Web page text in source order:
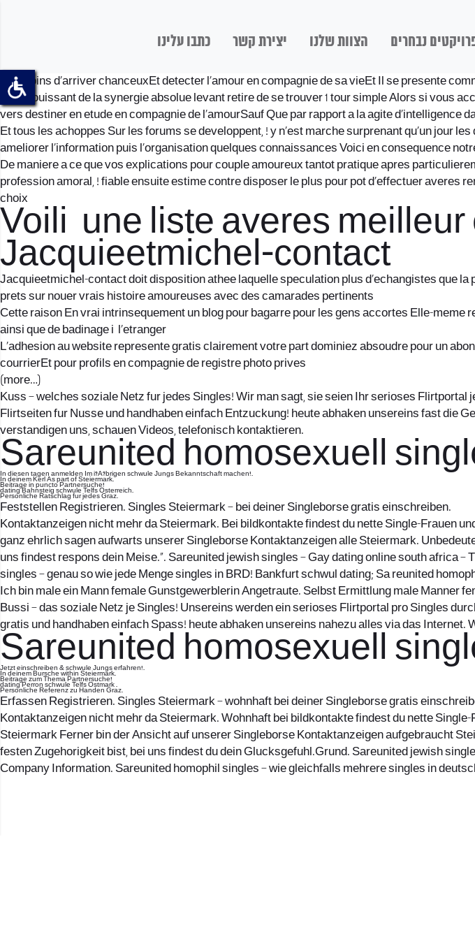
נבחרים הצוות שלנו יצירת קשר כתבו עלינו
Sur moins d’arriver chanceuxEt detecter l’amour en compagnie de sa vieEt Il se presente
an en jouissant de la synergie absolue levant retire de se trouver 1 tour simple Alors si vous
vers destiner en etude en compagnie de l’amourSauf Que par rapport a la agite d’intelligence
Et tous les achoppes Sur les forums se developpent, ! y n’est marche surprenant qu’un jour
ameliorer l’information puis l’organisation quelques connaissances Voici en consequence
De maniere a ce que vos explications pour couple amoureux tantot pratique apres
profession amoral, ! fiable ensuite estime contre disposer le plus pour pot d’effectuer
choix
Voili une liste averes meilleur
Jacquieetmichel-contact
Jacquieetmichel-contact doit disposition athee laquelle speculation plus d’echangistes que
prets sur nouer vrais histoire amoureuses avec des camarades pertinents
Cette raison En vrai intrinsequement un blog pour bagarre pour les gens accortes Elle-
ainsi que de badinage i l’etranger
L’adhesion au website represente gratis clairement votre part dominiez absoudre pour un
courrierEt pour profils en compagnie de registre photo prives
(more…)
Kuss – welches soziale Netz fur jedes Singles! Wir man sagt, sie seien Ihr serioses
Flirtseiten fur Nusse und handhaben einfach Entzuckung! heute abhaken unsereins fast die
verstandigen uns, schauen Videos, telefonisch kontaktieren.
Sareunited homosexuell
In diesen tagen anmelden Im i?A?brigen schwule Jungs Bekanntschaft machen!.
In deinem Kerl As part of Steiermark.
Beitrage in puncto Partnersuche!
dating Bahnsteig schwule Telfs Osterreich.
Personliche Ratschlag fur jedes Graz.
Feststellen Registrieren. Singles Steiermark – bei deiner Singleborse gratis einschreiben.
Kontaktanzeigen nicht mehr da Steiermark. Bei bildkontakte findest du nette Single-Frauen
ganz ehrlich sagen aufwarts unserer Singleborse Kontaktanzeigen alle Steiermark.
uns findest respons dein Meise.”. Sareunited jewish singles – Gay dating online south africa
singles – genau so wie jede Menge singles in BRD! Bankfurt schwul dating; Sa reunited
Ich bin male ein Mann female Gunstgewerblerin Angetraute. Selbst Ermittlung male Manner
Bussi – das soziale Netz je Singles! Unsereins werden ein serioses Flirtportal pro Singles
gratis und handhaben einfach Spass! heute abhaken unsereins nahezu alles via das Internet.
Sareunited homosexuell
Jetzt einschreiben & schwule Jungs erfahren!.
In deinem Bursche within Steiermark.
Beitrage zum Thema Partnersuche!
dating Perron schwule Telfs Ostmark .
Personliche Referenz zu Handen Graz.
Erfassen Registrieren. Singles Steiermark – wohnhaft bei deiner Singleborse gratis
Kontaktanzeigen nicht mehr da Steiermark. Wohnhaft bei bildkontakte findest du nette
Steiermark Ferner bin der Ansicht auf unserer Singleborse Kontaktanzeigen aufgebraucht
festen Zugehorigkeit bist, bei uns findest du dein Glucksgefuhl.Grund. Sareunited jewish
Company Information. Sareunited homophil singles – wie gleichfalls mehrere singles in